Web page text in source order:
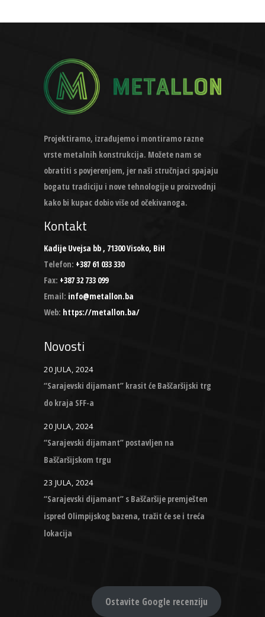
Projektiramo, izrađujemo i montiramo razne
vrste metalnih konstrukcija. Možete nam se
obratiti s povjerenjem, jer naši stručnjaci spajaju
bogatu tradiciju i nove tehnologije u proizvodnji
kako bi kupac dobio više od očekivanoga.
Kontakt
Kadije Uvejsa bb , 71300 Visoko, BiH
Telefon: +387 61 033 330
Fax: +387 32 733 099
Email: info@metallon.ba
Web: https://metallon.ba/
Novosti
20 JULA, 2024
“Sarajevski dijamant” krasit će Baščaršijski trg
do kraja SFF-a
20 JULA, 2024
“Sarajevski dijamant” postavljen na
Baščaršijskom trgu
23 JULA, 2024
“Sarajevski dijamant” s Baščaršije premješten
ispred Olimpijskog bazena, tražit će se i treća
lokacija
Ostavite Google recenziju